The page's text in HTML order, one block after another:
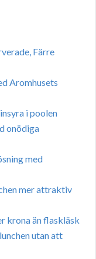
Färre
Aromhusets
i poolen
onödiga
med
mer attraktiv
krona än flaskläsk
utan att